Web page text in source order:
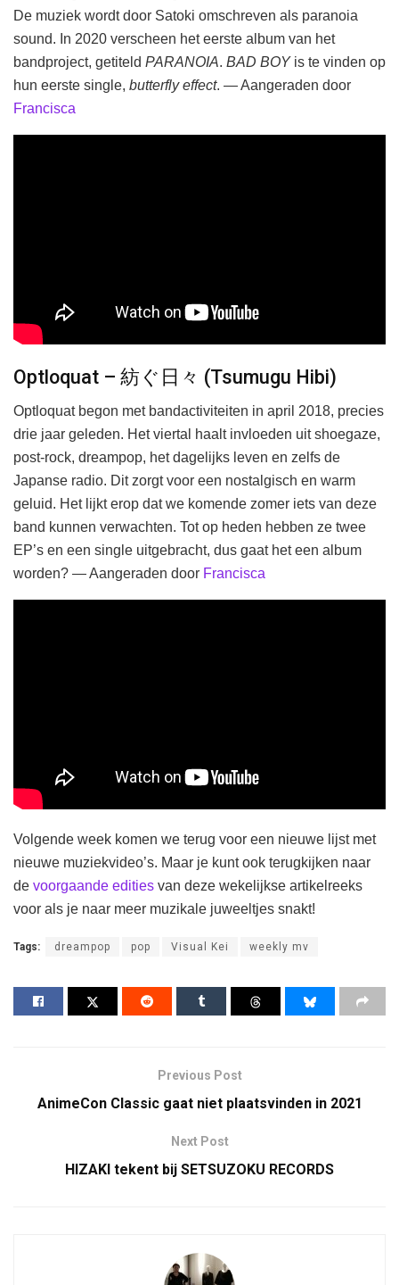
De muziek wordt door Satoki omschreven als paranoia
sound. In 2020 verscheen het eerste album van het
bandproject, getiteld PARANOIA. BAD BOYis te vinden op
hun eerste single, butterfly effect. — Aangeraden door
Francisca
Optloquat – 紡ぐ日々 (Tsumugu Hibi)
Optloquat begon met bandactiviteiten in april 2018, precies
drie jaar geleden. Het viertal haalt invloeden uit shoegaze,
post-rock, dreampop, het dagelijks leven en zelfs de
Japanse radio. Dit zorgt voor een nostalgisch en warm
geluid. Het lijkt erop dat we komende zomer iets van deze
band kunnen verwachten. Tot op heden hebben ze twee
EP’s en een single uitgebracht, dus gaat het een album
worden? — Aangeraden door Francisca
Volgende week komen we terug voor een nieuwe lijst met
nieuwe muziekvideo’s. Maar je kunt ook terugkijken naar
de voorgaande edities van deze wekelijkse artikelreeks
voor als je naar meer muzikale juweeltjes snakt!
Tags: dreampop pop Visual Kei weekly mv
Previous Post
AnimeCon Classic gaat niet plaatsvinden in 2021
Next Post
HIZAKI tekent bij SETSUZOKU RECORDS